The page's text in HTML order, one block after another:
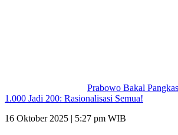
Prabowo Bakal
1.000 Jadi 200: Rasionalisasi Semua!
16 Oktober 2025 | 5:27 pm WIB